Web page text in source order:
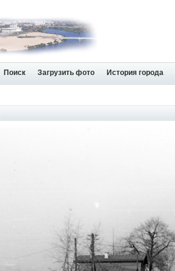
Поиск Загрузить фото История города